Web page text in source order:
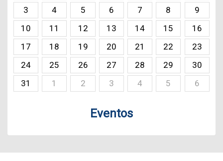
3
4 5 6 7 8
9
10
11 12 13 14 15
16
17
18 19 20 21 22
23
24
25 26 27 28 29
30
31
1 2 3 4 5 6
Eventos